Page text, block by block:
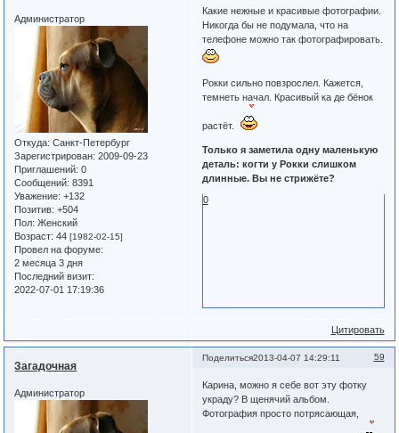
Администратор
Откуда: Санкт-Петербург
Зарегистрирован: 2009-09-23
Приглашений: 0
Сообщений: 8391
Уважение: +132
Позитив: +504
Пол: Женский
Возраст: 44[1982-02-15]
Провел на форуме:
2 месяца 3 дня
Последний визит:
2022-07-01 17:19:36
Какие нежные и красивые фотографии.
Никогда бы не подумала, что на
телефоне можно так фотографировать.
Рокки сильно повзрослел. Кажется,
темнеть начал. Красивый ка де бёнок
растёт.
Только я заметила одну маленькую
деталь: когти у Рокки слишком
длинные. Вы не стрижёте?
0
Цитировать
Поделиться 59
2013-04-07 14:29:11
Загадочная
Администратор
Карина, можно я себе вот эту фотку
украду? В щенячий альбом.
Фотография просто потрясающая,